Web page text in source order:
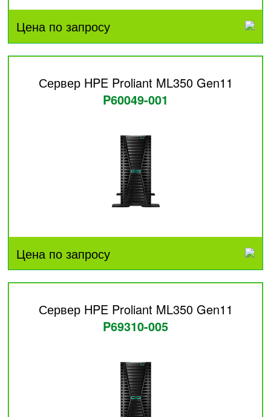
Цена по запросу
Сервер HPE Proliant ML350 Gen11
P60049-001
Цена по запросу
Сервер HPE Proliant ML350 Gen11
P69310-005